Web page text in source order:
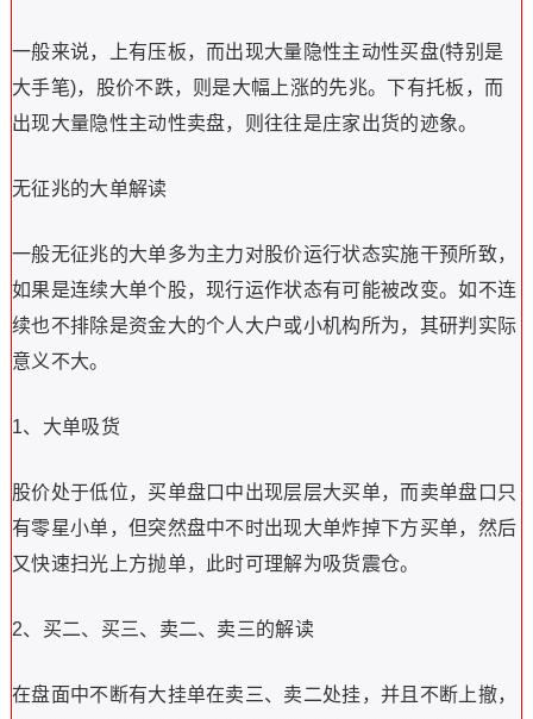
一般来说，上有压板，而出现大量隐性主动性买盘(特别是
大手笔)，股价不跌，则是大幅上涨的先兆。下有托板，而
出现大量隐性主动性卖盘，则往往是庄家出货的迹象。
无征兆的大单解读
一般无征兆的大单多为主力对股价运行状态实施干预所致，
如果是连续大单个股，现行运作状态有可能被改变。如不连
续也不排除是资金大的个人大户或小机构所为，其研判实际
意义不大。
1、大单吸货
股价处于低位，买单盘口中出现层层大买单，而卖单盘口只
有零星小单，但突然盘中不时出现大单炸掉下方买单，然后
又快速扫光上方抛单，此时可理解为吸货震仓。
2、买二、买三、卖二、卖三的解读
在盘面中不断有大挂单在卖三、卖二处挂，并且不断上撤，